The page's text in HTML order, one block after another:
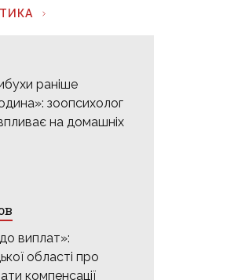
раніше
зоопсихолог
на домашніх
виплат»:
області про
компенсації